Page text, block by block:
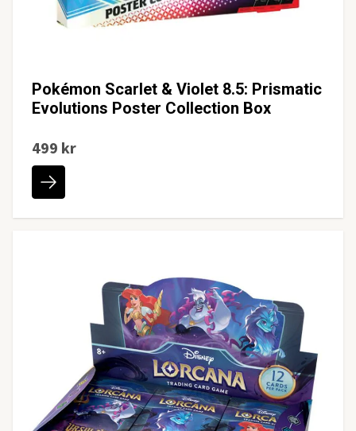
Pokémon Scarlet & Violet 8.5: Prismatic
Evolutions Poster Collection Box
499 kr